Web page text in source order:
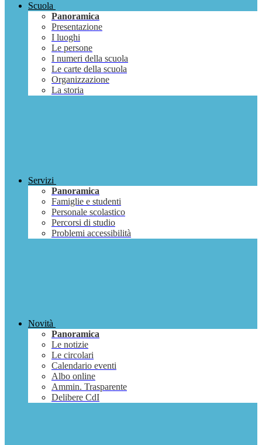
Scuola
Panoramica
Presentazione
I luoghi
Le persone
I numeri della scuola
Le carte della scuola
Organizzazione
La storia
Servizi
Panoramica
Famiglie e studenti
Personale scolastico
Percorsi di studio
Problemi accessibilità
Novità
Panoramica
Le notizie
Le circolari
Calendario eventi
Albo online
Ammin. Trasparente
Delibere CdI